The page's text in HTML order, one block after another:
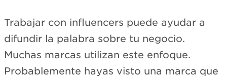
Trabajar con influencers puede ayudar a
difundir la palabra sobre tu negocio.
Muchas marcas utilizan este enfoque.
Probablemente hayas visto una marca que